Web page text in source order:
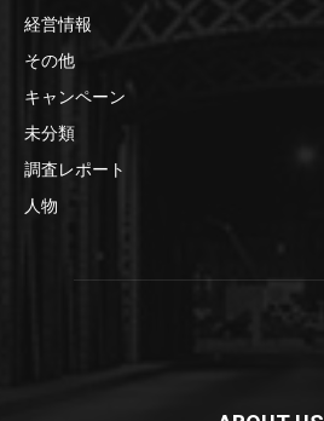
経営情報
その他
キャンペーン
未分類
調査レポート
人物